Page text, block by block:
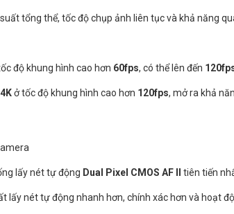
tổng thể, tốc độ chụp ảnh liên tục và khả năng
độ khung hình cao hơn 60fps, có thể lên đến
4Kở tốc độ khung hình cao hơn 120fps, mở ra khả
lấy nét tự động Dual Pixel CMOS AF II tiên tiến
lấy nét tự động nhanh hơn, chính xác hơn và hoạt